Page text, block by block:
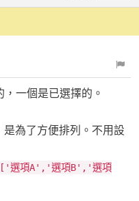
一個是已選擇的。
為了方便排列。不用設
選項A','選項B','選項